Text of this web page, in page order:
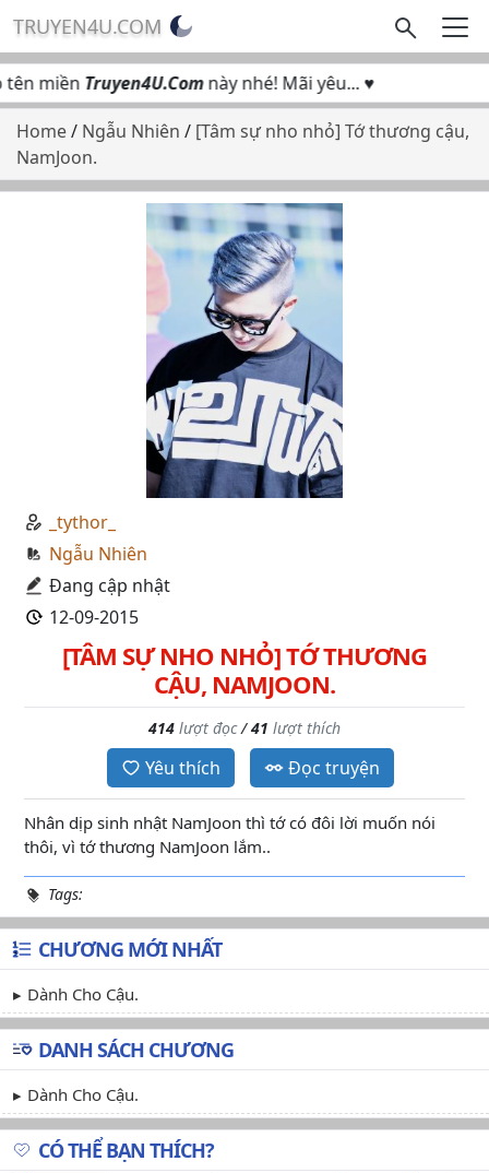
TRUYEN4U.COM
miềnTruyen4U.Comnày nhé! Mãi yêu... ♥
Home/ Ngẫu Nhiên / [Tâm sự nho nhỏ] Tớ thương cậu,
NamJoon.
_tythor_
Ngẫu Nhiên
Đang cập nhật
12-09-2015
[TÂM SỰ NHO NHỎ] TỚ THƯƠNG
CẬU, NAMJOON.
414 lượt đọc/41 lượt thích
Yêu thích Đọc truyện
Nhân dịp sinh nhật NamJoon thì tớ có đôi lời muốn nói
thôi, vì tớ thương NamJoon lắm..
Tags:
CHƯƠNG MỚI NHẤT
Dành Cho Cậu.
DANH SÁCH CHƯƠNG
Dành Cho Cậu.
CÓ THỂ BẠN THÍCH?